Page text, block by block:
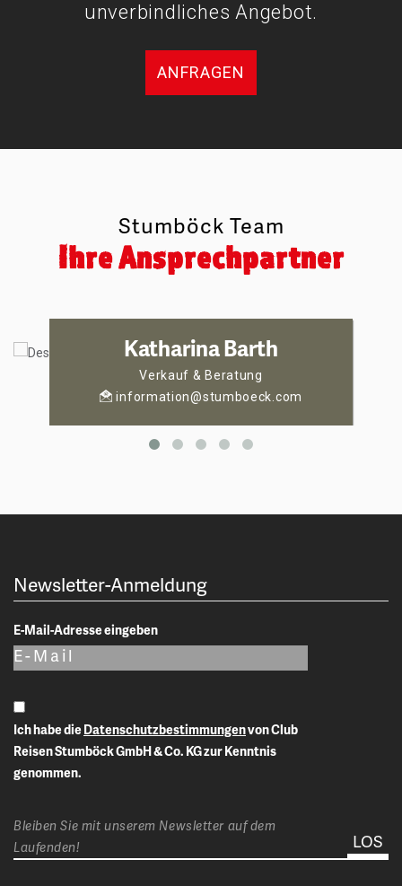
unverbindliches Angebot.
ANFRAGEN
Stumböck Team
Ihre Ansprechpartner
Katharina Barth
Verkauf & Beratung
information@stumboeck.com
Newsletter-Anmeldung
E-Mail-Adresse eingeben
Ich habe dieDatenschutzbestimmungen
Reisen Stumböck GmbH & Co. KG zur Kenntnis
genommen.
Bleiben Sie mit unserem Newsletter auf dem
Laufenden!